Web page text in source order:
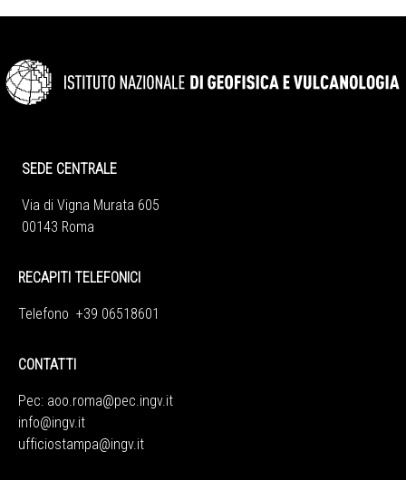
SEDE CENTRALE
Via di Vigna Murata 605
00143 Roma
RECAPITI TELEFONICI
Telefono +39 06518601
CONTATTI
Pec: aoo.roma@pec.ingv.it
info@ingv.it
ufficiostampa@ingv.it